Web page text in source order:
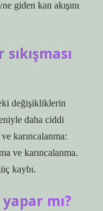
giden kan akışını
değişikliklerin
daha ciddi
karıncalanma:
ve karıncalanma.
kaybı.
mı?